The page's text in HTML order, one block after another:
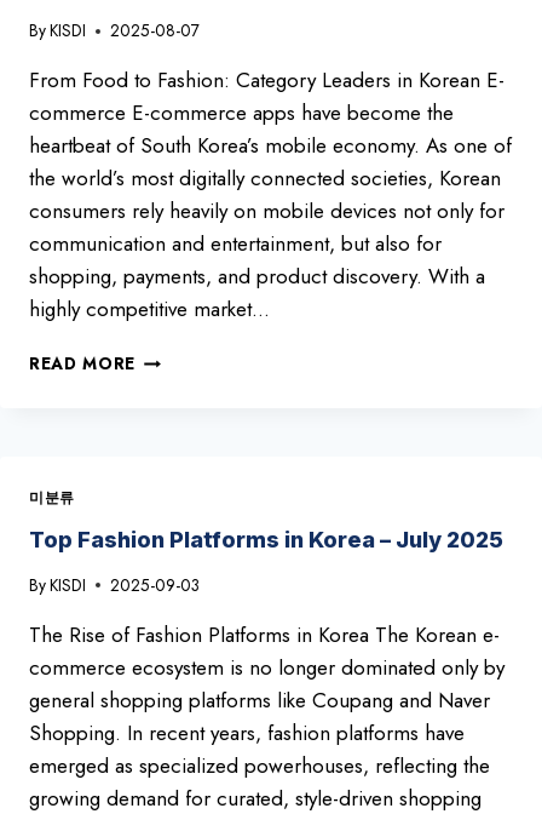
JANUARY
ByKISDI 2025-08-07
From Food to Fashion: Category Leaders in Korean E-
commerce E-commerce apps have become the
heartbeat of South Korea’s mobile economy. As one of
the world’s most digitally connected societies, Korean
consumers rely heavily on mobile devices not only for
communication and entertainment, but also for
shopping, payments, and product discovery. With a
highly competitive market…
READ MORE TOP
JULY
미분류
Top Fashion Platforms in Korea – July 2025
ByKISDI 2025-09-03
The Rise of Fashion Platforms in Korea The Korean e-
commerce ecosystem is no longer dominated only by
general shopping platforms like Coupang and Naver
Shopping. In recent years, fashion platforms have
emerged as specialized powerhouses, reflecting the
growing demand for curated, style-driven shopping